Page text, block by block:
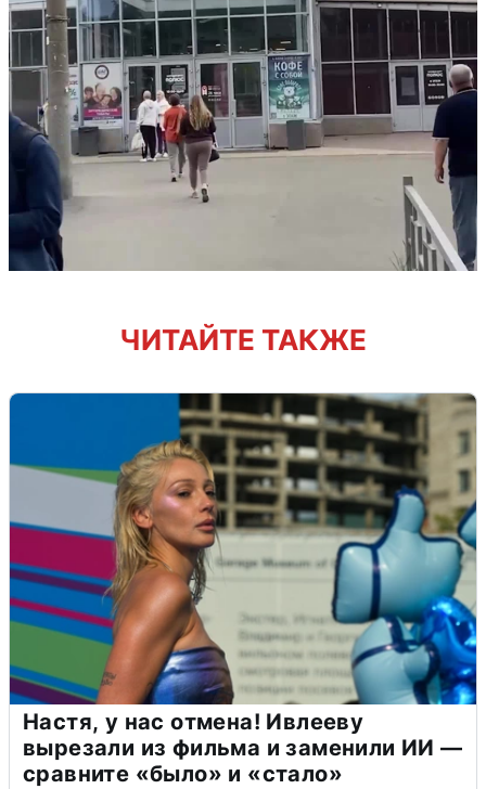
ЧИТАЙТЕ ТАКЖЕ
Настя, у нас отмена! Ивлееву
вырезали из фильма и заменили ИИ —
сравните «было» и «стало»